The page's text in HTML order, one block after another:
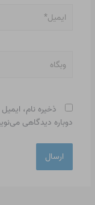
ذخیره نام،
دوباره دیدگاهی